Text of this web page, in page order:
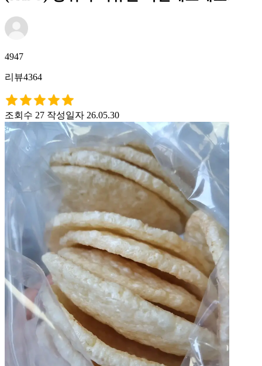
4947
리뷰4364
조회수 27 작성일자 26.05.30